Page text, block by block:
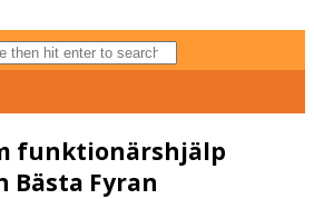
funktionärshjälp
Bästa Fyran